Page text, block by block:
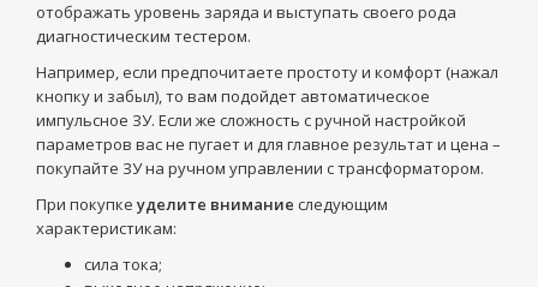
отображать уровень заряда и выступать своего рода
диагностическим тестером.
Например, если предпочитаете простоту и комфорт (нажал
кнопку и забыл), то вам подойдет автоматическое
импульсное ЗУ. Если же сложность с ручной настройкой
параметров вас не пугает и для главное результат и цена –
покупайте ЗУ на ручном управлении с трансформатором.
При покупке уделите внимание следующим
характеристикам:
сила тока;